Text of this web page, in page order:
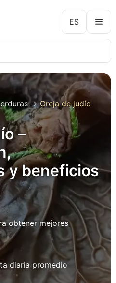
ES
→Oreja de judío
–
y beneficios
obtener mejores
diaria promedio